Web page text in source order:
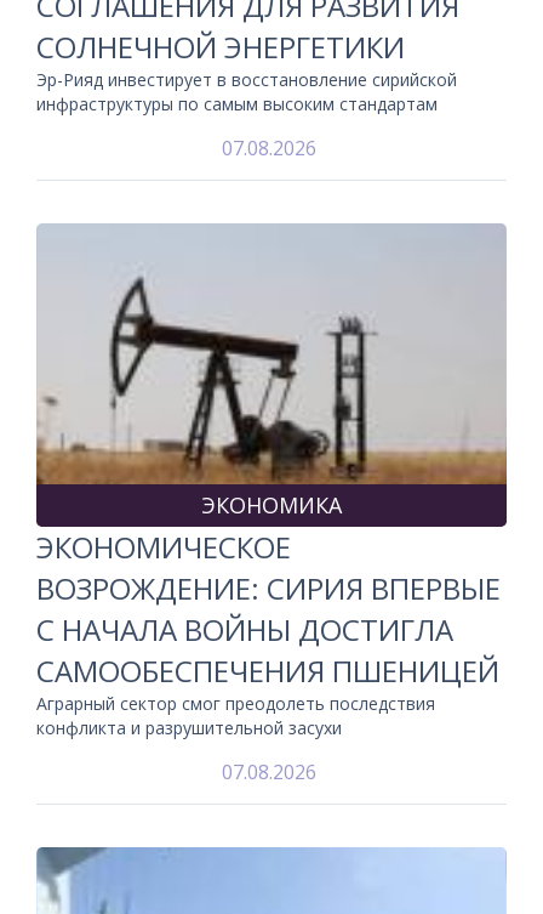
СОЛНЕЧНОЙ ЭНЕРГЕТИКИ
Эр-Рияд инвестирует в восстановление сирийской
инфраструктуры по самым высоким стандартам
07.08.2026
ЭКОНОМИКА
ЭКОНОМИЧЕСКОЕ
ВОЗРОЖДЕНИЕ: СИРИЯ ВПЕРВЫЕ
С НАЧАЛА ВОЙНЫ ДОСТИГЛА
САМООБЕСПЕЧЕНИЯ ПШЕНИЦЕЙ
Аграрный сектор смог преодолеть последствия
конфликта и разрушительной засухи
07.08.2026